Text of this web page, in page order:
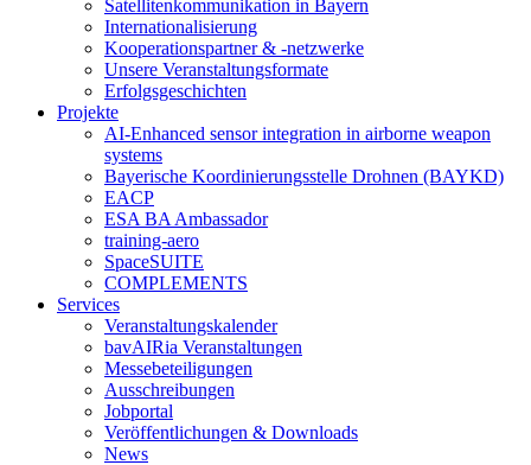
Satellitenkommunikation in Bayern
Internationalisierung
Kooperationspartner & -netzwerke
Unsere Veranstaltungsformate
Erfolgsgeschichten
Projekte
AI-Enhanced sensor integration in airborne weapon
systems
Bayerische Koordinierungsstelle Drohnen (BAYKD)
EACP
ESA BA Ambassador
training-aero
SpaceSUITE
COMPLEMENTS
Services
Veranstaltungskalender
bavAIRia Veranstaltungen
Messebeteiligungen
Ausschreibungen
Jobportal
Veröffentlichungen & Downloads
News